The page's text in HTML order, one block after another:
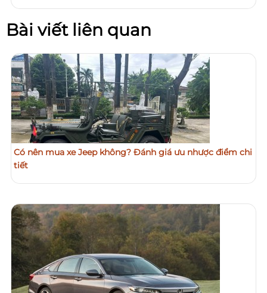
Bài viết liên quan
Có nên mua xe Jeep không? Đánh giá ưu nhược điểm chi
tiết